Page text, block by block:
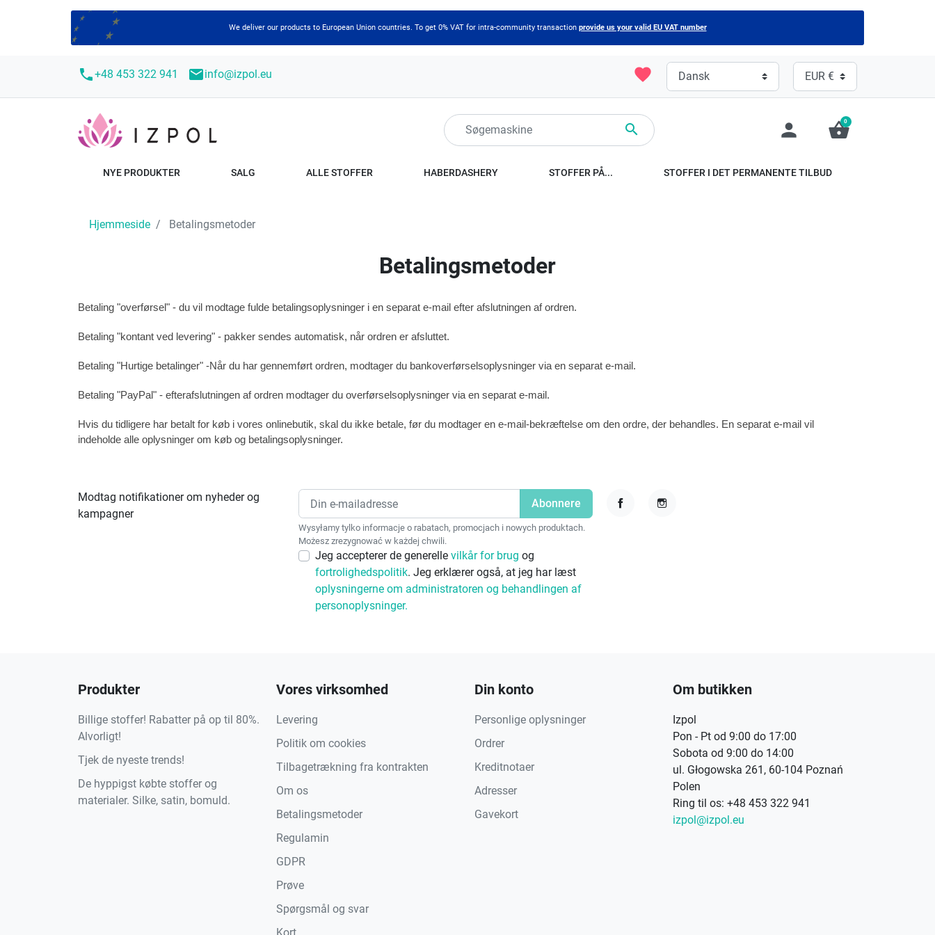
We deliver our products to European Union countries. To get 0% VAT for intra-community transaction provide us your valid EU VAT number
call+48 453 322 941 mailinfo@izpol.eu favorite
 person shopping_basket
0
NYE PRODUKTER SALG ALLE STOFFER HABERDASHERY STOFFER PÅ... STOFFER I DET PERMANENTE TILBUD
Hjemmeside Betalingsmetoder
Betalingsmetoder
Betaling "overførsel" - du vil modtage fulde betalingsoplysninger i en separat e-mail efter afslutningen af ordren.
Betaling "kontant ved levering" - pakker sendes automatisk, når ordren er afsluttet.
Betaling "Hurtige betalinger" -Når du har gennemført ordren, modtager du bankoverførselsoplysninger via en separat e-mail.
Betaling "PayPal" - efterafslutningen af ordren modtager du overførselsoplysninger via en separat e-mail.
Hvis du tidligere har betalt for køb i vores onlinebutik, skal du ikke betale, før du modtager en e-mail-bekræftelse om den ordre, der behandles. En separat e-mail vil
indeholde alle oplysninger om køb og betalingsoplysninger.
Modtag notifikationer om nyheder og
kampagner
Wysyłamy tylko informacje o rabatach, promocjach i nowych produktach.
Możesz zrezygnować w każdej chwili.
Jeg accepterer de generelle vilkår for brug og
fortrolighedspolitik. Jeg erklærer også, at jeg har læst
oplysningerne om administratoren og behandlingen af
personoplysninger.
Produkter
Billige stoffer! Rabatter på op til 80%.
Alvorligt!
Tjek de nyeste trends!
De hyppigst købte stoffer og
materialer. Silke, satin, bomuld.
Vores virksomhed
Levering
Politik om cookies
Tilbagetrækning fra kontrakten
Om os
Betalingsmetoder
Regulamin
GDPR
Prøve
Spørgsmål og svar
Din konto
Personlige oplysninger
Ordrer
Kreditnotaer
Adresser
Gavekort
Om butikken
Izpol
Pon - Pt od 9:00 do 17:00
Sobota od 9:00 do 14:00
ul. Głogowska 261, 60-104 Poznań
Polen
Ring til os: +48 453 322 941
izpol@izpol.eu